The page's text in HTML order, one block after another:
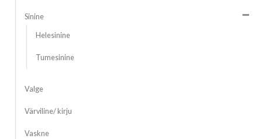
Sinine
Helesinine
Tumesinine
Valge
Värviline/ kirju
Vaskne